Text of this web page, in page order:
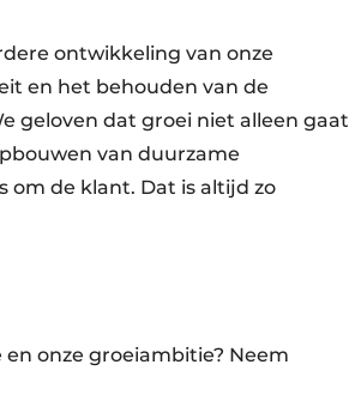
ontwikkeling van onze
en het behouden van de
geloven dat groei niet alleen gaat
van duurzame
om de klant. Dat is altijd zo
onze groeiambitie? Neem